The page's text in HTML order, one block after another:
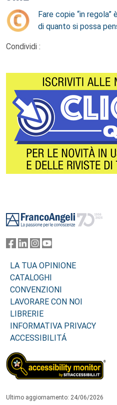
Fare copie “in regola”
di quanto si possa
Condividi :
LA TUA OPINIONE
CATALOGHI
CONVENZIONI
LAVORARE CON NOI
LIBRERIE
INFORMATIVA PRIVACY
ACCESSIBILITÁ
Ultimo aggiornamento: 24/06/2026